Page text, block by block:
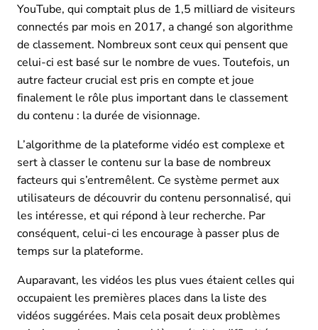
YouTube, qui comptait plus de 1,5 milliard de visiteurs
connectés par mois en 2017, a changé son algorithme
de classement. Nombreux sont ceux qui pensent que
celui-ci est basé sur le nombre de vues. Toutefois, un
autre facteur crucial est pris en compte et joue
finalement le rôle plus important dans le classement
du contenu : la durée de visionnage.
L’algorithme de la plateforme vidéo est complexe et
sert à classer le contenu sur la base de nombreux
facteurs qui s’entremêlent. Ce système permet aux
utilisateurs de découvrir du contenu personnalisé, qui
les intéresse, et qui répond à leur recherche. Par
conséquent, celui-ci les encourage à passer plus de
temps sur la plateforme.
Auparavant, les vidéos les plus vues étaient celles qui
occupaient les premières places dans la liste des
vidéos suggérées. Mais cela posait deux problèmes